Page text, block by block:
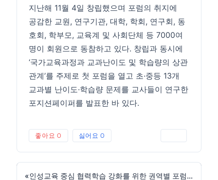
지난해 11월 4일 창립했으며 포럼의 취지에
공감한 교원, 연구기관, 대학, 학회, 연구회, 동
호회, 학부모, 교육계 및 사회단체 등 7000여
명이 회원으로 동참하고 있다. 창립과 동시에
‘국가교육과정과 교과난이도 및 학습량의 상관
관계’를 주제로 첫 포럼을 열고 초·중등 13개
교과별 난이도·학습량 문제를 교사들이 연구한
포지션페이퍼를 발표한 바 있다.
좋아요 0 싫어요 0
« 인성교육 중심 협력학습 강화를 위한 권역별 포럼 원고